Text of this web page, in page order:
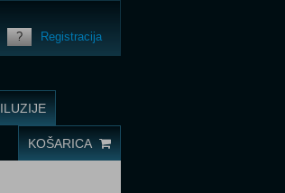
? Registracija
ILUZIJE
KOŠARICA